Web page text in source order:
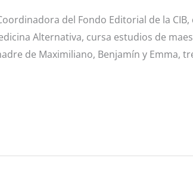
del Fondo Editorial de la
Alternativa, cursa estudios de
de Maximiliano, Benjamín y Emma,